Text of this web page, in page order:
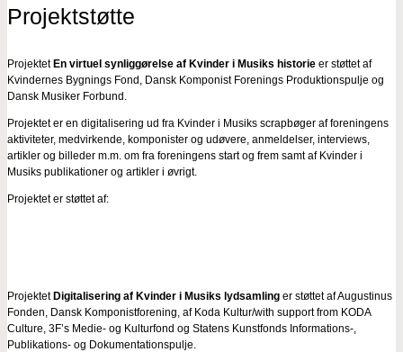
Projektstøtte
ProjektetEn virtuel synliggørelse af Kvinder i Musiks historie er støttet af
Kvindernes Bygnings Fond, Dansk Komponist Forenings Produktionspulje og
Dansk Musiker Forbund.
Projektet er en digitalisering ud fra Kvinder i Musiks scrapbøger af foreningens
aktiviteter, medvirkende, komponister og udøvere, anmeldelser, interviews,
artikler og billeder m.m. om fra foreningens start og frem samt af Kvinder i
Musiks publikationer og artikler i øvrigt.
Projektet er støttet af:
ProjektetDigitalisering af Kvinder i Musiks lydsamling er støttet af Augustinus
Fonden, Dansk Komponistforening, af Koda Kultur/with support from KODA
Culture, 3F’s Medie- og Kulturfond og Statens Kunstfonds Informations-,
Publikations- og Dokumentationspulje.